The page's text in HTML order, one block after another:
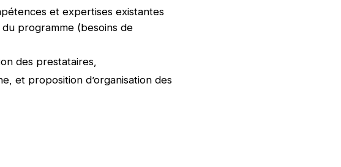
et expertises existantes
programme (besoins de
des prestataires,
et proposition d’organisation des